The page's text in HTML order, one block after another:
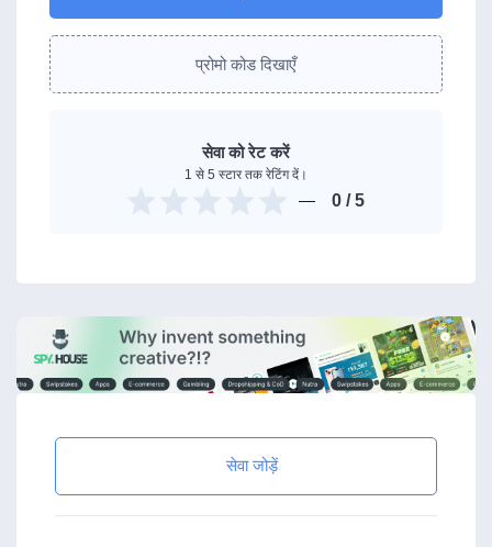
प्रोमो कोड दिखाएँ
सेवा को रेट करें
1 से 5 स्टार तक रेटिंग दें।
0/ 5
सेवा जोड़ें